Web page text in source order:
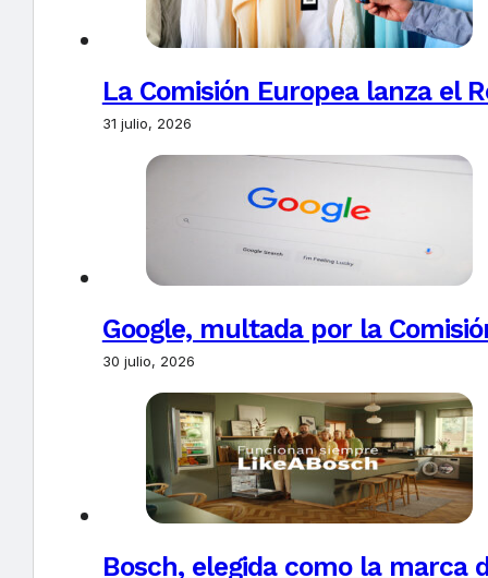
La Comisión Europea lanza el
31 julio, 2026
Google, multada por la
30 julio, 2026
Bosch, elegida como la marca